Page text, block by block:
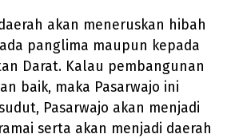
akan meneruskan hibah
panglima maupun kepada
Darat. Kalau pembangunan
baik, maka Pasarwajo ini
Pasarwajo akan menjadi
serta akan menjadi daerah